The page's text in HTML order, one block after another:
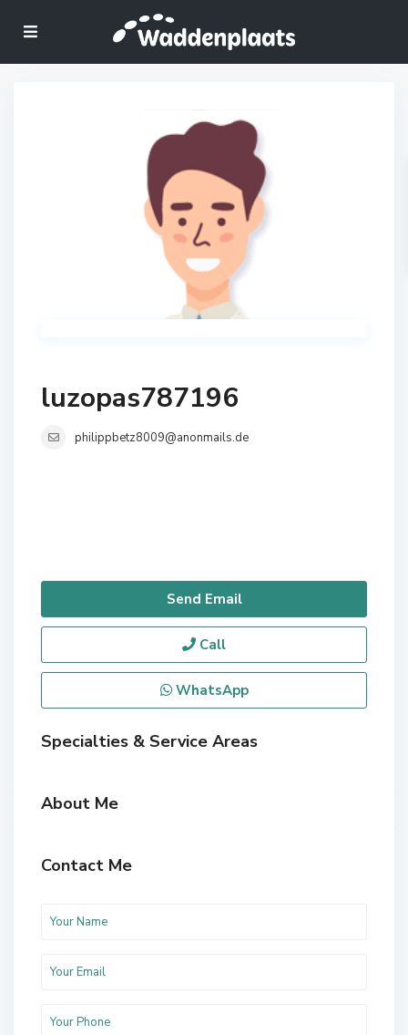
luzopas787196
philippbetz8009@anonmails.de
Send Email
Call
WhatsApp
Specialties & Service Areas
About Me
Contact Me